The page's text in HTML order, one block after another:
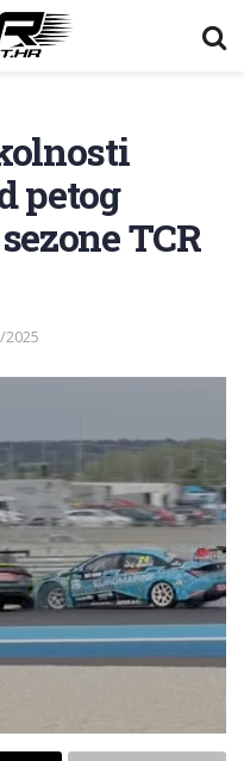
petog
TCR
2025